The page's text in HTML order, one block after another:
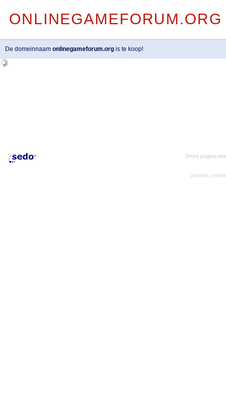
ONLINEGAMEFORUM.ORG
De domeinnaam onlinegameforum.org is te koop!
Deze pagina
Domein